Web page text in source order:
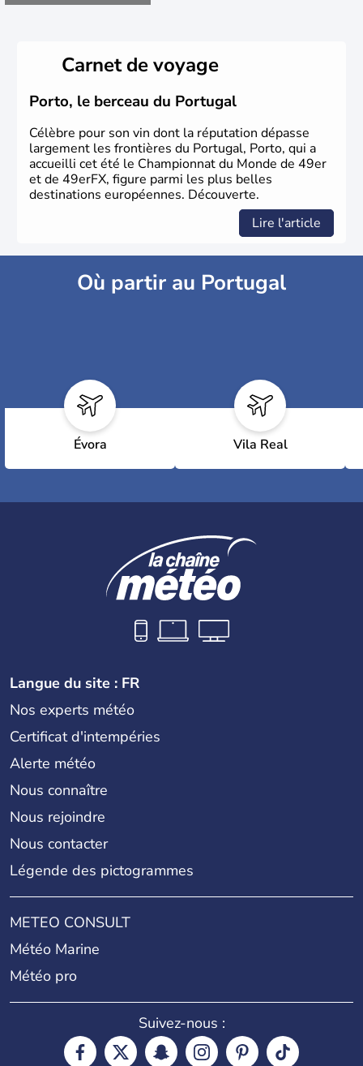
Carnet de voyage
Porto, le berceau du Portugal
Célèbre pour son vin dont la réputation dépasse
largement les frontières du Portugal, Porto, qui a
accueilli cet été le Championnat du Monde de 49er
et de 49erFX, figure parmi les plus belles
destinations européennes. Découverte.
Lire l'article
Où partir au Portugal
Évora Vila Real
Langue du site : FR
Nos experts météo
Certificat d'intempéries
Alerte météo
Nous connaître
Nous rejoindre
Nous contacter
Légende des pictogrammes
METEO CONSULT
Météo Marine
Météo pro
Suivez-nous :